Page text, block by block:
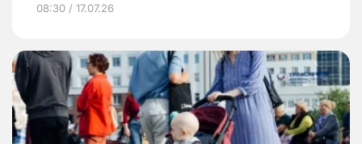
08:30 / 17.07.26